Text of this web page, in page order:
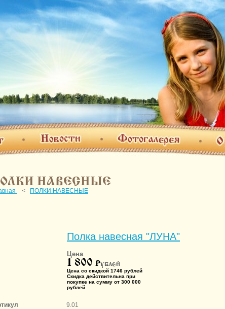
НАВЕСНЫЕ
< ПОЛКИ НАВЕСНЫЕ
Полка навесная "ЛУНА"
Цена
1 800 Pублей
Цена со скидкой 1746 рублей
Скидка действительна при
покупке на сумму от 300 000
рублей
9.01